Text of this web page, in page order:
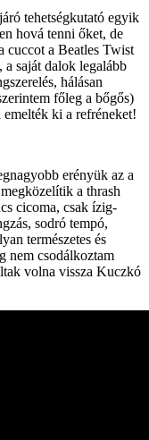
tehetségkutató egyik
hová tenni őket, de
cuccot a Beatles Twist
saját dalok legalább
hálásan
főleg a bőgős)
ki a refréneket!
erényük az a
a thrash
cicoma, csak ízig-
sodró tempó,
természetes és
nem csodálkoztam
volna vissza Kuczkó